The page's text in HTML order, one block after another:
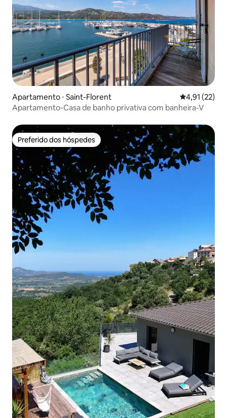
Apartamento ⋅ Saint-Florent 4,91 de uma
4,91 (22)
Apartamento-Casa de banho privativa com banheira-V
Preferido dos hóspedes
Preferido dos hóspedes